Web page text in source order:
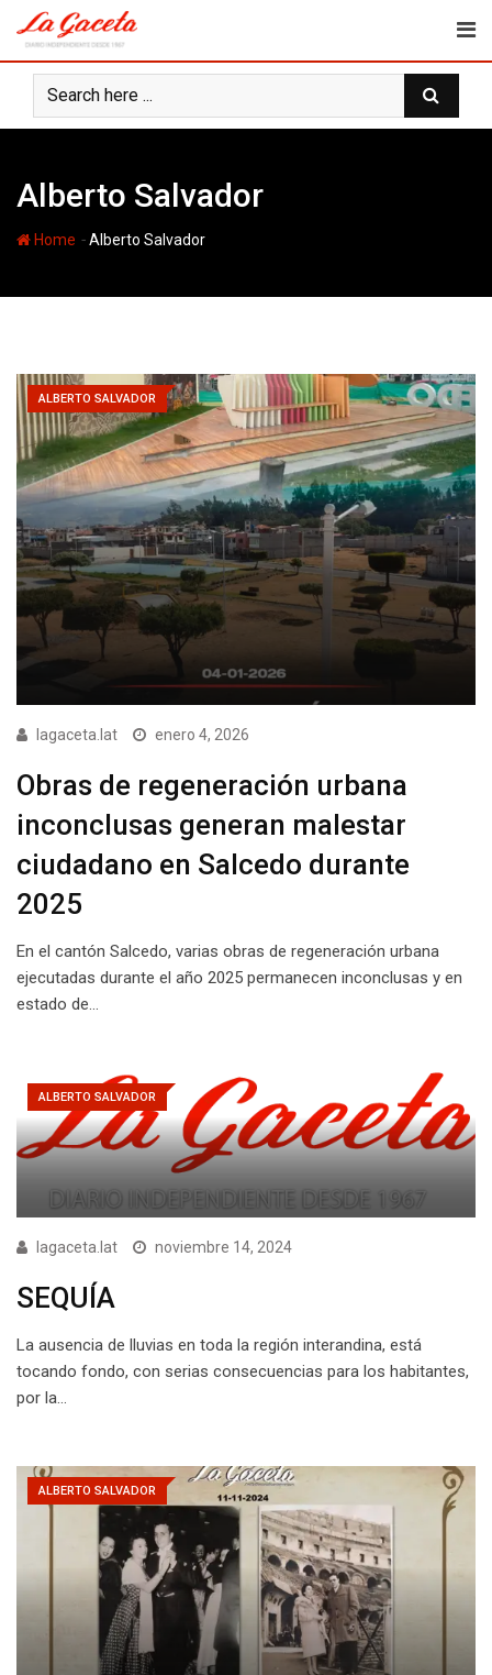
content
Alberto Salvador
Home -Alberto Salvador
ALBERTO SALVADOR
lagaceta.lat enero 4, 2026
Obras de regeneración urbana
inconclusas generan malestar
ciudadano en Salcedo durante
2025
En el cantón Salcedo, varias obras de regeneración urbana
ejecutadas durante el año 2025 permanecen inconclusas y en
estado de…
ALBERTO SALVADOR
lagaceta.lat noviembre 14, 2024
SEQUÍA
La ausencia de lluvias en toda la región interandina, está
tocando fondo, con serias consecuencias para los habitantes,
por la…
ALBERTO SALVADOR